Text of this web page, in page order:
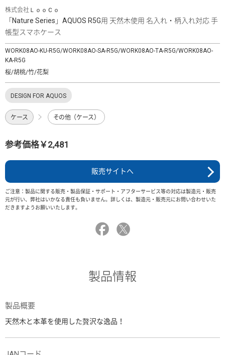
株式会社ＬｏｏＣｏ
「Nature Series」AQUOS R5G用 天然木使用 名入れ・柄入れ対応 手
帳型スマホケース
WORK08AO-KU-R5G/WORK08AO-SA-R5G/WORK08AO-TA-R5G/WORK08AO-
KA-R5G
桜/胡桃/竹/花梨
DESIGN FOR AQUOS
ケース その他（ケース）
参考価格￥2,481
販売サイトへ
ご注意：製品に関する販売・製品保証・サポート・アフターサービス等の対応は製造元・販売
元が行い、弊社はいかなる責任も負いません。詳しくは、製造元・販売元にお問い合わせいた
だきますようお願いいたします。
製品情報
製品概要
天然木と本革を使用した贅沢な逸品！